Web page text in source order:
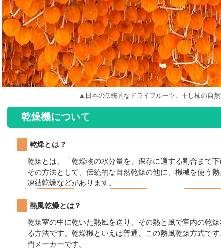
▲日本の伝統的なドライフルーツ、干し柿の自
乾燥機について
乾燥とは？
乾燥とは、「乾燥物の水分量を、保存に適する割合まで
その方法として、伝統的な自然乾燥の他に、機械を使う
凍結乾燥などがあります。
熱風乾燥とは？
乾燥室の中に乾いた熱風を送り、その熱と風で室内の乾
る方法です。乾燥機といえば普通、この熱風乾燥方式で
門メーカーです。